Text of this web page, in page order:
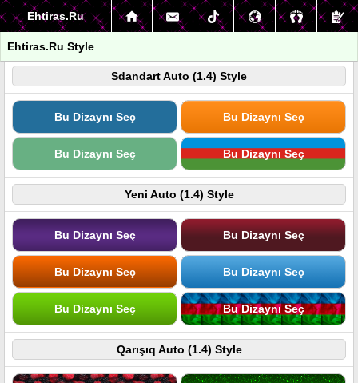
Ehtiras.Ru
Ehtiras.Ru Style
Sdandart Auto (1.4) Style
Bu Dizaynı Seç Bu Dizaynı Seç
Bu Dizaynı Seç Bu Dizaynı Seç
Yeni Auto (1.4) Style
Bu Dizaynı Seç Bu Dizaynı Seç
Bu Dizaynı Seç Bu Dizaynı Seç
Bu Dizaynı Seç Bu Dizaynı Seç
Qarışıq Auto (1.4) Style